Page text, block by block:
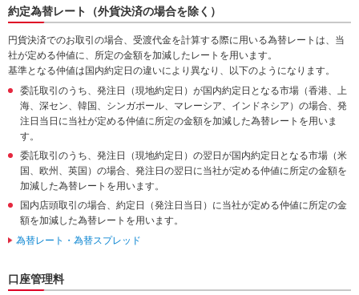
約定為替レート（外貨決済の場合を除く）
円貨決済でのお取引の場合、受渡代金を計算する際に用いる為替レートは、当
社が定める仲値に、所定の金額を加減したレートを用います。
基準となる仲値は国内約定日の違いにより異なり、以下のようになります。
委託取引のうち、発注日（現地約定日）が国内約定日となる市場（香港、上
海、深セン、韓国、シンガポール、マレーシア、インドネシア）の場合、発
注日当日に当社が定める仲値に所定の金額を加減した為替レートを用いま
す。
委託取引のうち、発注日（現地約定日）の翌日が国内約定日となる市場（米
国、欧州、英国）の場合、発注日の翌日に当社が定める仲値に所定の金額を
加減した為替レートを用います。
国内店頭取引の場合、約定日（発注日当日）に当社が定める仲値に所定の金
額を加減した為替レートを用います。
為替レート・為替スプレッド
口座管理料